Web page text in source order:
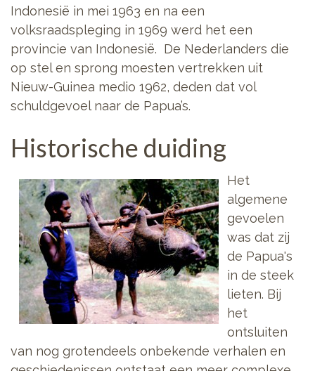
Indonesië in mei 1963 en na een
volksraadspleging in 1969 werd het een
provincie van Indonesië. De Nederlanders die
op stel en sprong moesten vertrekken uit
Nieuw-Guinea medio 1962, deden dat vol
schuldgevoel naar de Papua’s.
Historische duiding
Het
algemene
gevoelen
was dat zij
de Papua's
in de steek
lieten. Bij
het
ontsluiten
van nog grotendeels onbekende verhalen en